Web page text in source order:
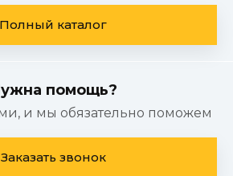
Полный каталог
помощь?
и мы обязательно поможем
Заказать звонок